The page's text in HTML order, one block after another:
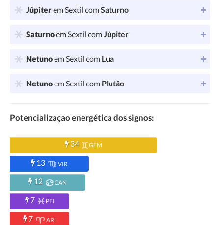
Júpiterem Sextil comSaturno
Saturnoem Sextil comJúpiter
Netunoem Sextil com Lua
Netunoem Sextil com Plutão
Potencializaçao energética dos signos:
34 GEM
13 VIR
12 CAN
7 PEI
7 ARI